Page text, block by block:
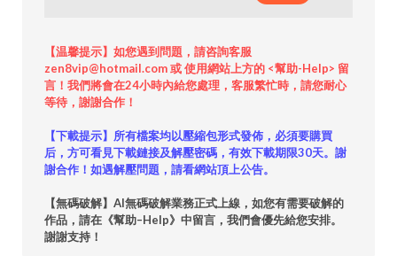
【温馨提示】如您遇到問題，請咨詢客服
zen8vip@hotmail.com 或 使用網站上方的 <幫助-Help> 留
言！我們將會在24小時內給您處理，客服繁忙時，請您耐心
等待，謝謝合作！
【下載提示】所有檔案均以壓縮包形式發佈，必須要購買
后，方可看見下載鏈接及解壓密碼，有效下載期限30天。謝
謝合作！如遇解壓問題，請看網站頂上公告。
【無碼破解】AI無碼破解業務正式上線，如您有需要破解的
作品，請在《幫助–Help》中留言，我們會優先給您安排。
謝謝支持！